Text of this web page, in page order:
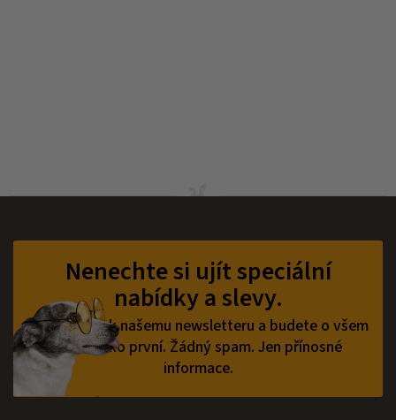
Nenechte si ujít speciální
nabídky a slevy.
Přihlaste se k našemu newsletteru a budete o všem
vědět jako první. Žádný spam. Jen přínosné
informace.